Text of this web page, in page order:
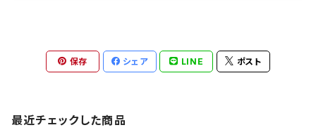
保存 シェア LINE ポスト
最近チェックした商品